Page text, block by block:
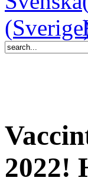
2022!